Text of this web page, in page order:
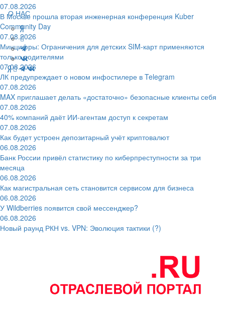
О НАС
07.08.2026
В Москве прошла вторая инженерная конференция Kuber
Community Day
07.08.2026
Минцифры: Ограничения для детских SIM-карт применяются
только родителями
07.08.2026
ЛК предупреждает о новом инфостилере в Telegram
07.08.2026
MAX приглашает делать «достаточно» безопасные клиенты себя
07.08.2026
40% компаний даёт ИИ‑агентам доступ к секретам
07.08.2026
Как будет устроен депозитарный учёт криптовалют
06.08.2026
Банк России привёл статистику по киберпреступности за три
месяца
06.08.2026
Как магистральная сеть становится сервисом для бизнеса
06.08.2026
У Wildberries появится свой мессенджер?
06.08.2026
Новый раунд РКН vs. VPN: Эволюция тактики (?)